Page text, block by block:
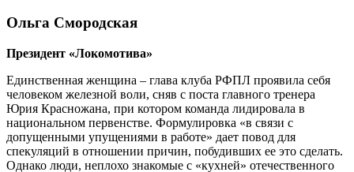
Ольга Смородская
Президент «Локомотива»
Единственная женщина – глава клуба РФПЛ проявила себя
человеком железной воли, сняв с поста главного тренера
Юрия Красножана, при котором команда лидировала в
национальном первенстве. Формулировка «в связи с
допущенными упущениями в работе» дает повод для
спекуляций в отношении причин, побудивших ее это сделать.
Однако люди, неплохо знакомые с «кухней» отечественного